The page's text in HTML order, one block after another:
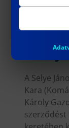
kollégát
A Selye
Kara
Károly